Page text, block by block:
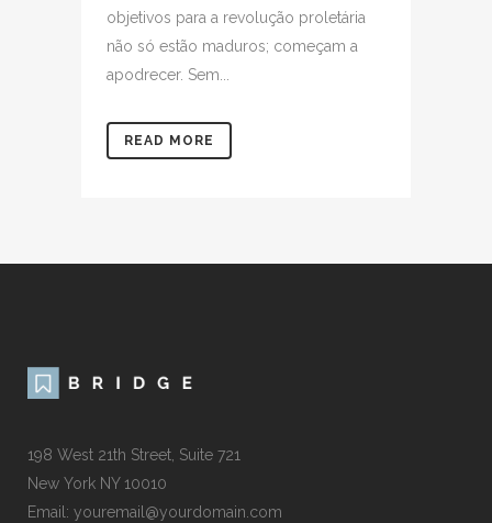
objetivos para a revolução proletária
não só estão maduros; começam a
apodrecer. Sem...
READ MORE
198 West 21th Street, Suite 721
New York NY 10010
Email: youremail@yourdomain.com